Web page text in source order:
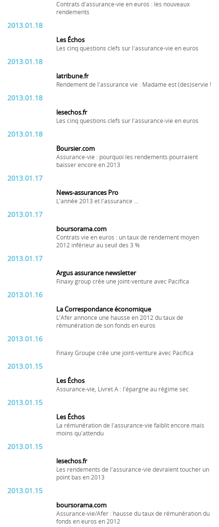
Contrats d'assurance-vie en euros : les nouveaux
rendements
2013.01.18
Les Échos
Les cinq questions clefs sur l'assurance-vie en euros
2013.01.18
latribune.fr
Rendement de l'assurance vie : Madame est (des)servie !
2013.01.18
lesechos.fr
Les cinq questions clefs sur l'assurance-vie en euros
2013.01.18
Boursier.com
Assurance-vie : pourquoi les rendements pourraient
baisser encore en 2013
2013.01.17
News-assurances Pro
L'année 2013 et l'assurance ...
2013.01.17
boursorama.com
Contrats vie en euros : un taux de rendement moyen
2012 inférieur au seuil des 3 %
2013.01.17
Argus assurance newsletter
Finaxy group crée une joint-venture avec Pacifica
2013.01.16
La Correspondance économique
L'Afer annonce une hausse en 2012 du taux de
rémunération de son fonds en euros
2013.01.16
Finaxy Groupe crée une joint-venture avec Pacifica
2013.01.15
Les Échos
Assurance-vie, Livret A : l'épargne au régime sec
2013.01.15
Les Échos
La rémunération de l'assurance-vie faiblit encore mais
moins qu'attendu
2013.01.15
lesechos.fr
Les rendements de l'assurance-vie devraient toucher un
point bas en 2013
2013.01.15
boursorama.com
Assurance-vie/Afer : hausse du taux de rémunération du
fonds en euros en 2012